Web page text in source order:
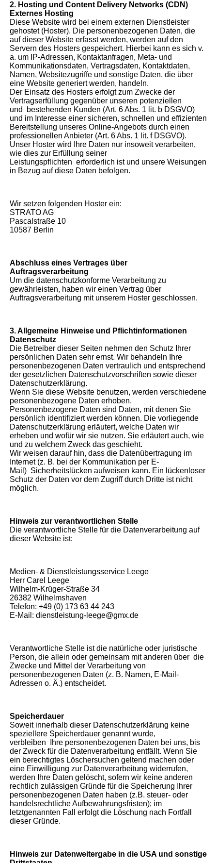
2. Hosting und Content Delivery Networks (CDN)
Externes Hosting
Diese Website wird bei einem externen Dienstleister
gehostet (Hoster). Die personenbezogenen Daten, die
auf dieser Website erfasst werden, werden auf den
Servern des Hosters gespeichert. Hierbei kann es sich v.
a. um IP-Adressen, Kontaktanfragen, Meta- und
Kommunikationsdaten, Vertragsdaten, Kontaktdaten,
Namen, Websitezugriffe und sonstige Daten, die über
eine Website generiert werden, handeln.
Der Einsatz des Hosters erfolgt zum Zwecke der
Vertragserfüllung gegenüber unseren potenziellen
und bestehenden Kunden (Art. 6 Abs. 1 lit. b DSGVO)
und im Interesse einer sicheren, schnellen und effizienten
Bereitstellung unseres Online-Angebots durch einen
professionellen Anbieter (Art. 6 Abs. 1 lit. f DSGVO).
Unser Hoster wird Ihre Daten nur insoweit verarbeiten,
wie dies zur Erfüllung seiner
Leistungspflichten erforderlich ist und unsere Weisungen
in Bezug auf diese Daten befolgen.
Wir setzen folgenden Hoster ein:
STRATO AG
Pascalstraße 10
10587 Berlin
Abschluss eines Vertrages über
Auftragsverarbeitung
Um die datenschutzkonforme Verarbeitung zu
gewährleisten, haben wir einen Vertrag über
Auftragsverarbeitung mit unserem Hoster geschlossen.
3. Allgemeine Hinweise und Pflichtinformationen
Datenschutz
Die Betreiber dieser Seiten nehmen den Schutz Ihrer
persönlichen Daten sehr ernst. Wir behandeln Ihre
personenbezogenen Daten vertraulich und entsprechend
der gesetzlichen Datenschutzvorschriften sowie dieser
Datenschutzerklärung.
Wenn Sie diese Website benutzen, werden verschiedene
personenbezogene Daten erhoben.
Personenbezogene Daten sind Daten, mit denen Sie
persönlich identifiziert werden können. Die vorliegende
Datenschutzerklärung erläutert, welche Daten wir
erheben und wofür wir sie nutzen. Sie erläutert auch, wie
und zu welchem Zweck das geschieht.
Wir weisen darauf hin, dass die Datenübertragung im
Internet (z. B. bei der Kommunikation per E-
Mail) Sicherheitslücken aufweisen kann. Ein lückenloser
Schutz der Daten vor dem Zugriff durch Dritte ist nicht
möglich.
Hinweis zur verantwortlichen Stelle
Die verantwortliche Stelle für die Datenverarbeitung auf
dieser Website ist:
Medien- & Dienstleistungsservice Leege
Herr Carel Leege
Wilhelm-Krüger-Straße 34
26382 Wilhelmshaven
Telefon: +49 (0) 173 63 44 243
E-Mail: dienstleistung-leege@gmx.de
Verantwortliche Stelle ist die natürliche oder juristische
Person, die allein oder gemeinsam mit anderen über die
Zwecke und Mittel der Verarbeitung von
personenbezogenen Daten (z. B. Namen, E-Mail-
Adressen o. Ä.) entscheidet.
Speicherdauer
Soweit innerhalb dieser Datenschutzerklärung keine
speziellere Speicherdauer genannt wurde,
verbleiben Ihre personenbezogenen Daten bei uns, bis
der Zweck für die Datenverarbeitung entfällt. Wenn Sie
ein berechtigtes Löschersuchen geltend machen oder
eine Einwilligung zur Datenverarbeitung widerrufen,
werden Ihre Daten gelöscht, sofern wir keine anderen
rechtlich zulässigen Gründe für die Speicherung Ihrer
personenbezogenen Daten haben (z.B. steuer- oder
handelsrechtliche Aufbewahrungsfristen); im
letztgenannten Fall erfolgt die Löschung nach Fortfall
dieser Gründe.
Hinweis zur Datenweitergabe in die USA und sonstige